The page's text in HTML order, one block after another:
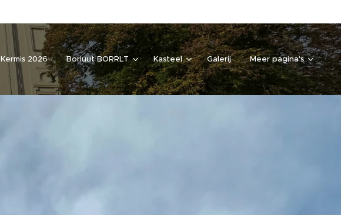
Kermis 2026 Borluut BORRLT Kasteel Galerij Meer pagina's